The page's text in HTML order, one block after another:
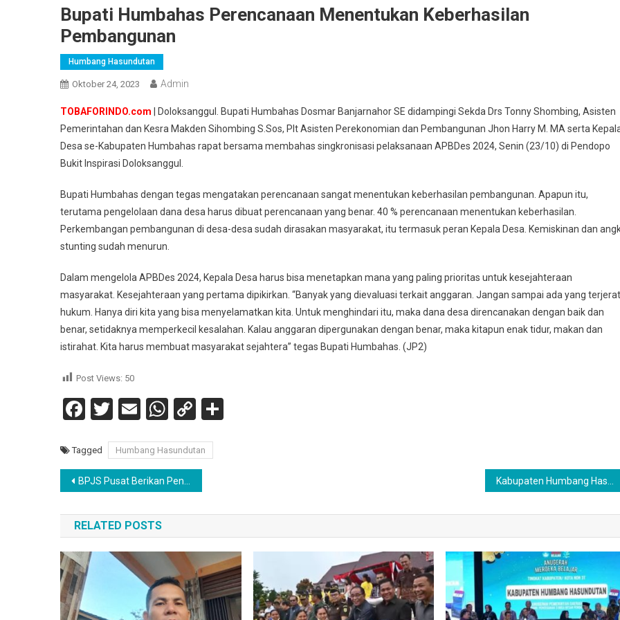
Bupati Humbahas Perencanaan Menentukan Keberhasilan
Pembangunan
Humbang Hasundutan
Oktober 24, 2023 Admin
TOBAFORINDO.com | Doloksanggul. Bupati Humbahas Dosmar Banjarnahor SE didampingi Sekda Drs Tonny Shombing, Asisten
Pemerintahan dan Kesra Makden Sihombing S.Sos, Plt Asisten Perekonomian dan Pembangunan Jhon Harry M. MA serta
Desa se-Kabupaten Humbahas rapat bersama membahas singkronisasi pelaksanaan APBDes 2024, Senin (23/10) di Pendopo
Bukit Inspirasi Doloksanggul.
Bupati Humbahas dengan tegas mengatakan perencanaan sangat menentukan keberhasilan pembangunan. Apapun itu,
terutama pengelolaan dana desa harus dibuat perencanaan yang benar. 40 % perencanaan menentukan keberhasilan.
Perkembangan pembangunan di desa-desa sudah dirasakan masyarakat, itu termasuk peran Kepala Desa. Kemiskinan dan
stunting sudah menurun.
Dalam mengelola APBDes 2024, Kepala Desa harus bisa menetapkan mana yang paling prioritas untuk kesejahteraan
masyarakat. Kesejahteraan yang pertama dipikirkan. “Banyak yang dievaluasi terkait anggaran. Jangan sampai ada yang terjerat
hukum. Hanya diri kita yang bisa menyelamatkan kita. Untuk menghindari itu, maka dana desa direncanakan dengan baik dan
benar, setidaknya memperkecil kesalahan. Kalau anggaran dipergunakan dengan benar, maka kitapun enak tidur, makan dan
istirahat. Kita harus membuat masyarakat sejahtera” tegas Bupati Humbahas. (JP2)
Post Views: 50
Facebook
Twitter
EmailWhatsApp
Copy
Tagged Humbang Hasundutan
Navigasi
pos
BPJS Pusat Berikan Penghargaan UHC Kepada Pemkab Humbahas
RELATED POSTS